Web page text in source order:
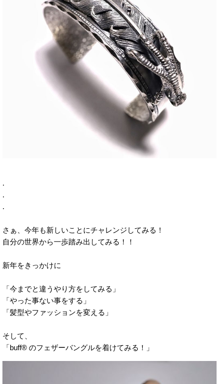
.
.
.
さぁ、今年も新しいことにチャレンジしてみる！
自分の世界から一歩踏み出してみる！！
新年をきっかけに
「今までと違うやり方をしてみる」
「やった事ない事をする」
「髪型やファッションを変える」
そして、
「buff® のフェザーバングルを着けてみる！」